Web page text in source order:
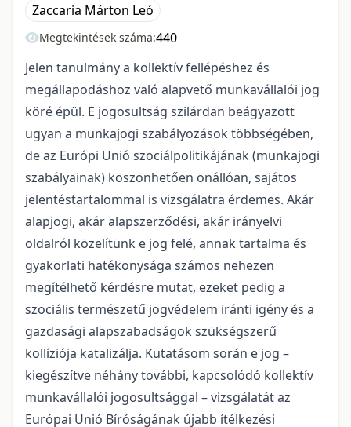
Zaccaria Márton Leó
Megtekintések száma:440
Jelen tanulmány a kollektív fellépéshez és
megállapodáshoz való alapvető munkavállalói jog
köré épül. E jogosultság szilárdan beágyazott
ugyan a munkajogi szabályozások többségében,
de az Európi Unió szociálpolitikájának (munkajogi
szabályainak) köszönhetően önállóan, sajátos
jelentéstartalommal is vizsgálatra érdemes. Akár
alapjogi, akár alapszerződési, akár irányelvi
oldalról közelítünk e jog felé, annak tartalma és
gyakorlati hatékonysága számos nehezen
megítélhető kérdésre mutat, ezeket pedig a
szociális természetű jogvédelem iránti igény és a
gazdasági alapszabadságok szükségszerű
kollíziója katalizálja. Kutatásom során e jog –
kiegészítve néhány további, kapcsolódó kollektív
munkavállalói jogosultsággal – vizsgálatát az
Európai Unió Bíróságának újabb ítélkezési